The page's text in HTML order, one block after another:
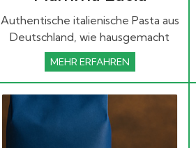
Authentische italienische Pasta aus
Deutschland, wie hausgemacht
MEHR ERFAHREN